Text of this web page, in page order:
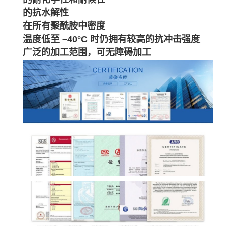
的抗水解性
在所有聚酰胺中密度
温度低至 –40°C 时仍拥有较高的抗冲击强度
广泛的加工范围，可无障碍加工